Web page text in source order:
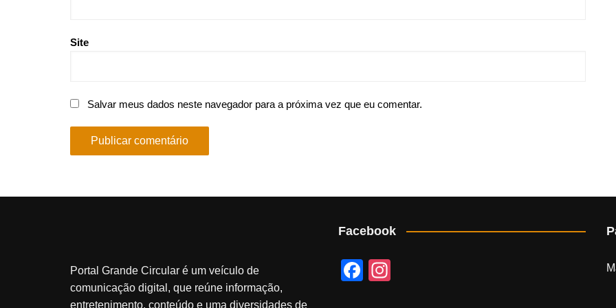
Site
Salvar meus dados neste navegador para a próxima vez que eu comentar.
Portal Grande Circular é um veículo de
comunicação digital, que reúne informação,
entretenimento, conteúdo e uma diversidades de
Facebook
F